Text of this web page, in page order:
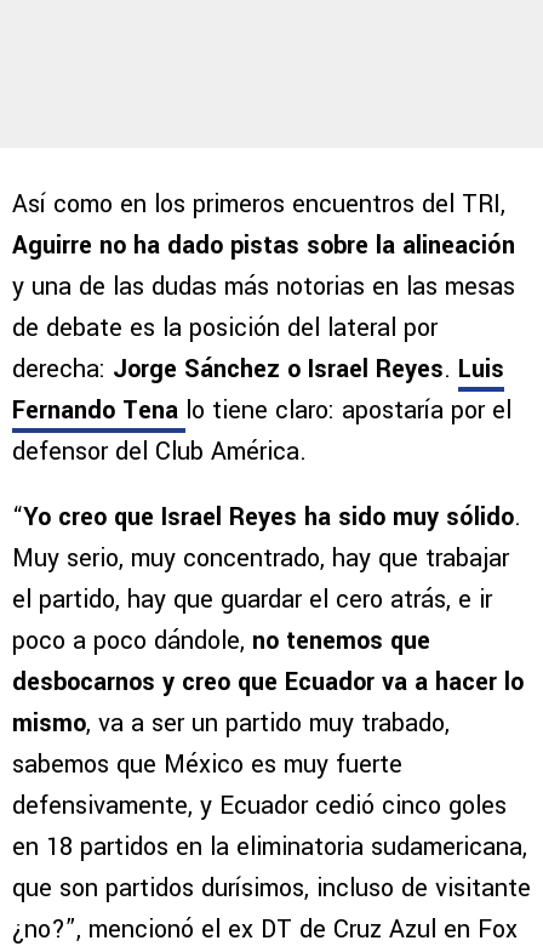
Así como en los primeros encuentros del TRI,
Aguirre no ha dado pistas sobre la alineación
y una de las dudas más notorias en las mesas
de debate es la posición del lateral por
derecha: Jorge Sánchez o Israel Reyes. Luis
Fernando Tena lo tiene claro: apostaría por el
defensor del Club América.
“Yo creo que Israel Reyes ha sido muy sólido.
Muy serio, muy concentrado, hay que trabajar
el partido, hay que guardar el cero atrás, e ir
poco a poco dándole, no tenemos que
desbocarnos y creo que Ecuador va a hacer lo
mismo, va a ser un partido muy trabado,
sabemos que México es muy fuerte
defensivamente, y Ecuador cedió cinco goles
en 18 partidos en la eliminatoria sudamericana,
que son partidos durísimos, incluso de visitante
¿no?”, mencionó el ex DT de Cruz Azul en Fox